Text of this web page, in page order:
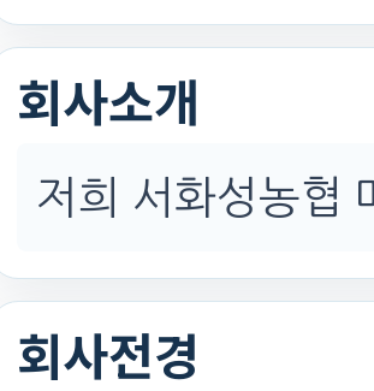
회사소개
저희 서화성농협
회사전경